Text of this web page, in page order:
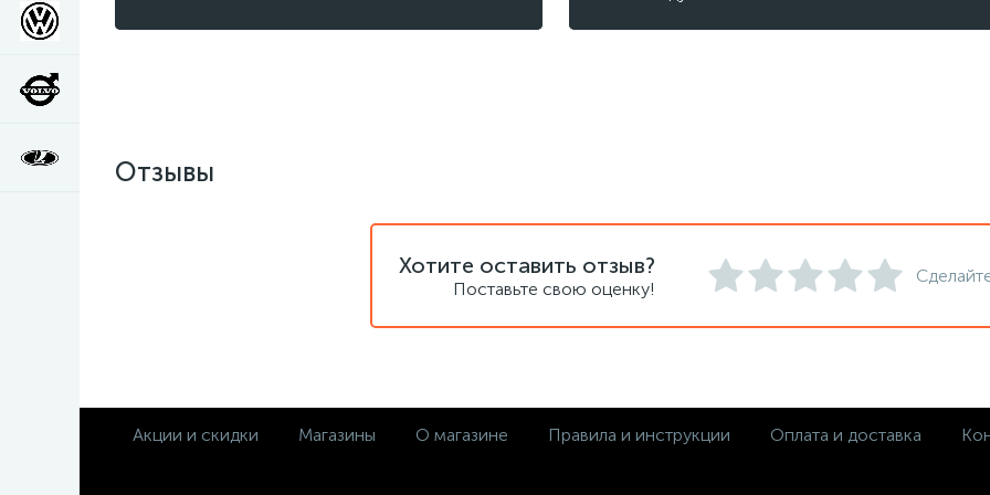
Отзывы
Хотите оставить отзыв?
Поставьте свою оценку!
Акции и скидки Магазины О магазине Правила и инструкции Оплата и доставка